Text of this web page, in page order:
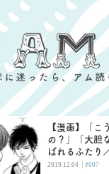
【漫画】「こ
の？」「大胆
ばれるふたり
（６）
2019.12.04 |#007